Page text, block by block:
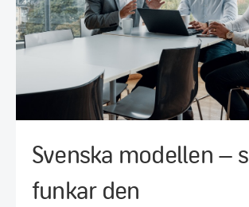
Svenska modellen –
funkar den